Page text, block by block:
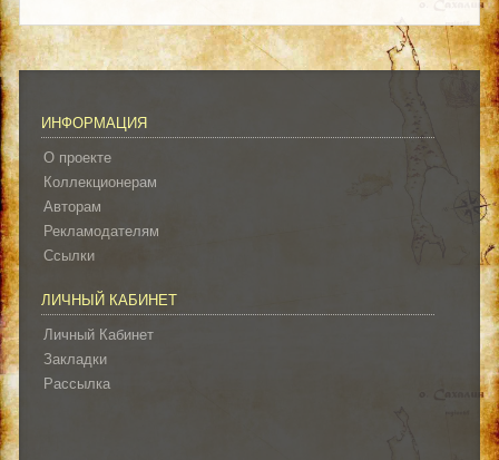
ИНФОРМАЦИЯ
О проекте
Коллекционерам
Авторам
Рекламодателям
Ссылки
ЛИЧНЫЙ КАБИНЕТ
Личный Кабинет
Закладки
Рассылка